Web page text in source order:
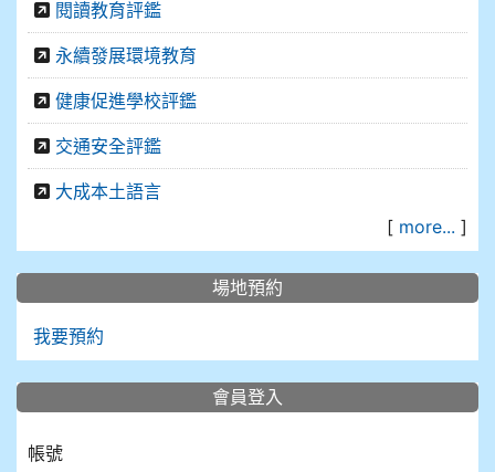
閱讀教育評鑑
永續發展環境教育
健康促進學校評鑑
交通安全評鑑
大成本土語言
[ more... ]
場地預約
我要預約
會員登入
帳號